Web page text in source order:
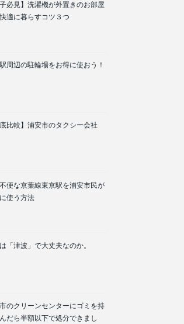
子必見】洗濯機が外置きのお部屋
適に暮らすコツ３つ
周辺の駐輪場をお得に使おう！
底比較】浦安市のタクシー会社
便な京葉線東京駅を浦安市民が
使う方法
「津波」で大丈夫なのか。
のクリーンセンターにゴミを持
だら半額以下で処分できまし